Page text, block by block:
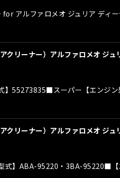
for アルファロメオ ジュリア
クリーナー）アルファロメオ ジ
】55273835■スーパー【エン
リーナー）アルファロメオ ジュ
】ABA-95220・3BA-95220■